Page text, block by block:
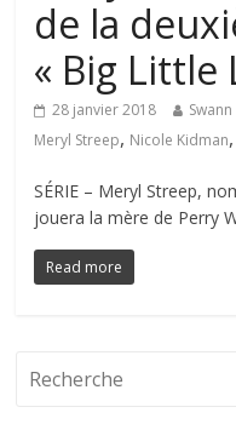
de la
« Big Little
28 janvier 2018 Swann
Meryl Streep, Nicole Kidman,
SÉRIE – Meryl Streep,
jouera la mère de Perry
Read more